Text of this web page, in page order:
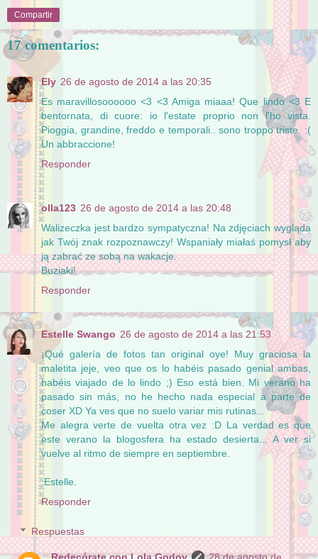
Compartir
17 comentarios:
Ely 26 de agosto de 2014 a las 20:35
Es maravillosoooooo <3 <3 Amiga miaaa! Que lindo <3 E
bentornata, di cuore: io l'estate proprio non l'ho vista.
Pioggia, grandine, freddo e temporali.. sono troppo triste. :(
Un abbraccione!
Responder
olla123 26 de agosto de 2014 a las 20:48
Walizeczka jest bardzo sympatyczna! Na zdjęciach wygląda
jak Twój znak rozpoznawczy! Wspaniały miałaś pomysł aby
ją zabrać ze sobą na wakacje.
Buziaki!
Responder
Estelle Swango 26 de agosto de 2014 a las 21:53
¡Qué galería de fotos tan original oye! Muy graciosa la
maletita jeje, veo que os lo habéis pasado genial ambas,
habéis viajado de lo lindo ;) Eso está bien. Mi verano ha
pasado sin más, no he hecho nada especial a parte de
coser XD Ya ves que no suelo variar mis rutinas...
Me alegra verte de vuelta otra vez :D La verdad es que
este verano la blogosfera ha estado desierta... A ver si
vuelve al ritmo de siempre en septiembre.
.Estelle.
Responder
Respuestas